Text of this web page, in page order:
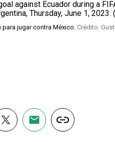
para jugar contra México. Crédito: